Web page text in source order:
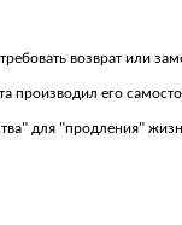
возврат или
производил его
для "продления"